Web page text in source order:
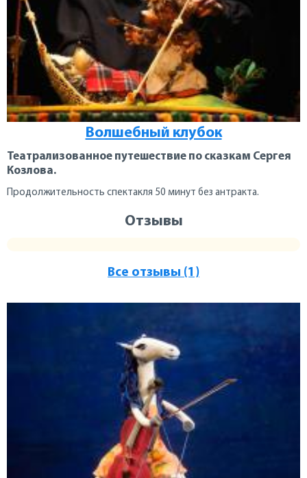
Волшебный клубок
Театрализованное путешествие по сказкам Сергея
Козлова.
Продолжительность спектакля 50 минут без антракта.
Отзывы
Все отзывы (1)